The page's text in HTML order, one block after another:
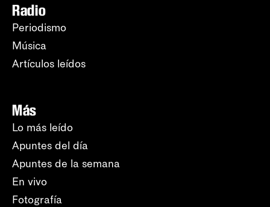
Radio
Periodismo
Música
Artículos leídos
Más
Lo más leído
Apuntes del día
Apuntes de la semana
En vivo
Fotografía